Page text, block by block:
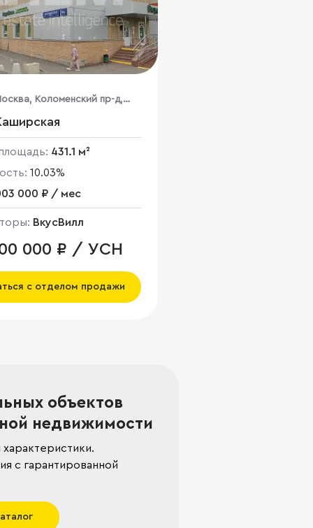
Коломенский пр-д,
431.1 м²
10.03%
000 ₽ / мес
ВкусВилл
000 ₽ / УСН
с отделом продажи
объектов
недвижимости
с гарантированной